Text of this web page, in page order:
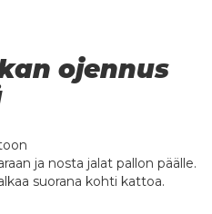
ojennus
ja nosta jalat pallon päälle.
suorana kohti kattoa.